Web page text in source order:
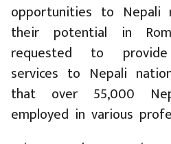
opportunities to Nepali
their potential in
requested to
services to Nepali
that over 55,000
employed in various